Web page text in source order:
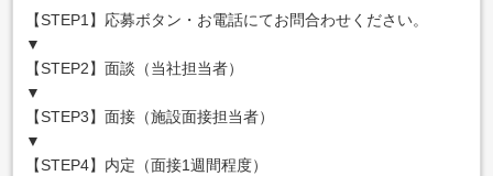
【STEP1】応募ボタン・お電話にてお問合わせください。
▼
【STEP2】面談（当社担当者）
▼
【STEP3】面接（施設面接担当者）
▼
【STEP4】内定（面接1週間程度）